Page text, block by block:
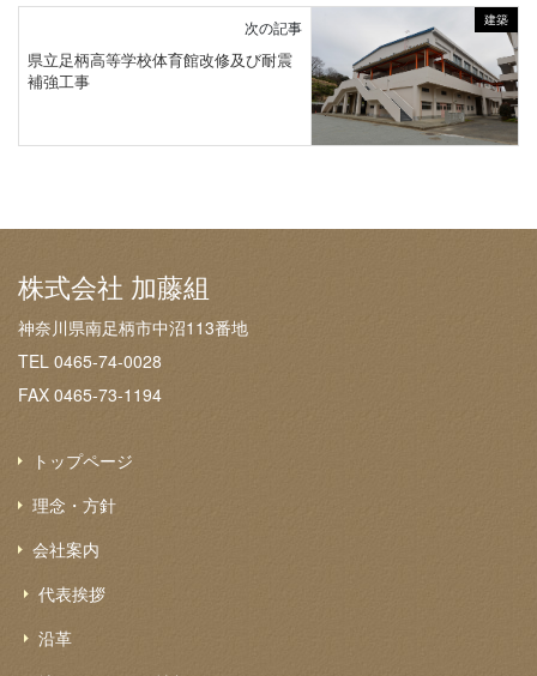
建築
次の記事
県立足柄高等学校体育館改修及び耐震
補強工事
株式会社 加藤組
神奈川県南足柄市中沼113番地
TEL 0465-74-0028
FAX 0465-73-1194
トップページ
理念・方針
会社案内
代表挨拶
沿革